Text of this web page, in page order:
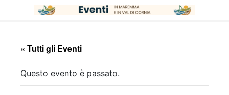
« Tutti gli Eventi
Questo evento è passato.